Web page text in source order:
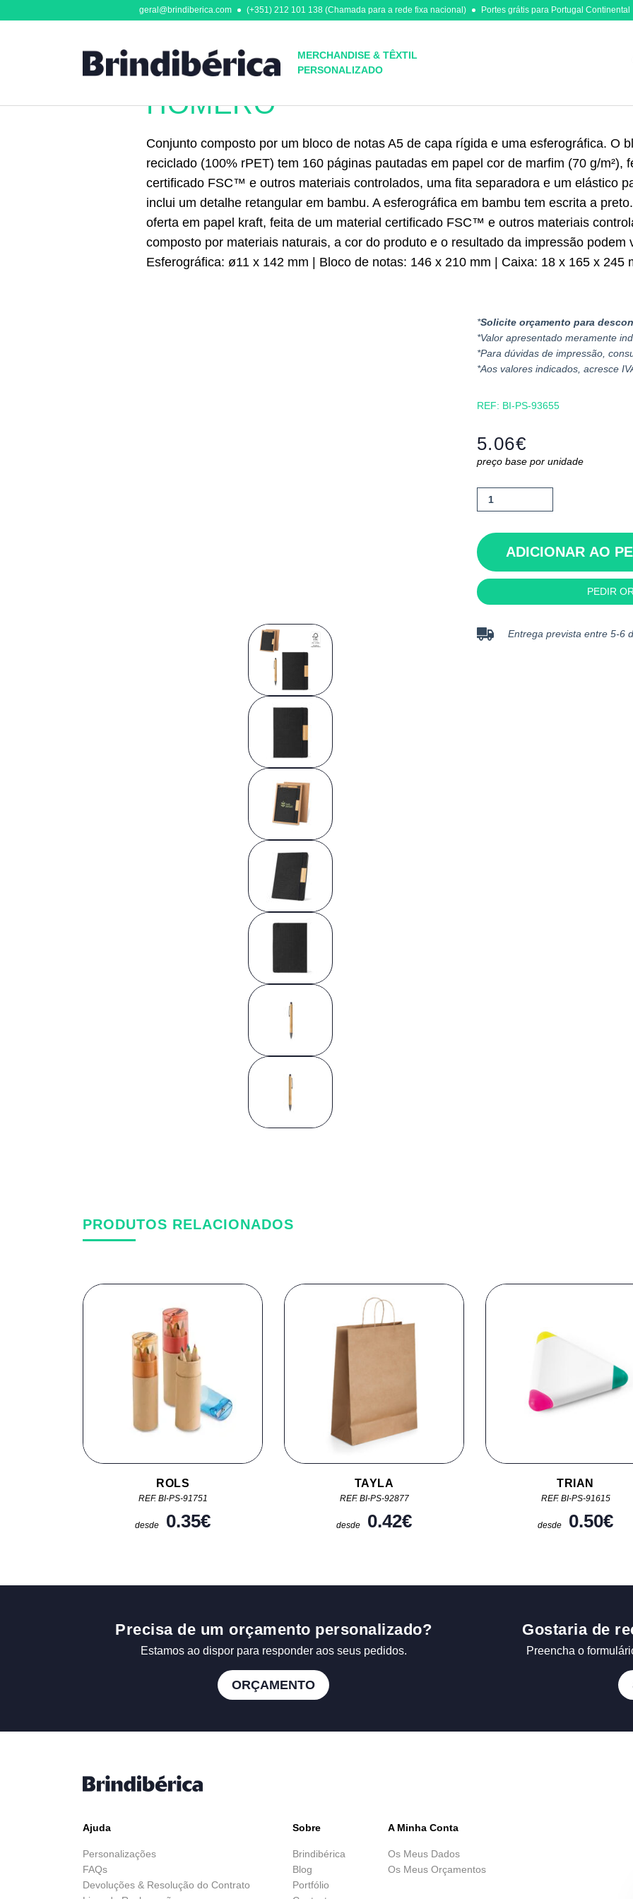
geral@brindiberica.com (+351) 212 101 138 (Chamada para a rede fixa nacional) Portes grátis para Portugal Continental
MERCHANDISE & TÊXTIL
PERSONALIZADO
Outros
HOMERO
Conjunto composto por um bloco de notas A5 de capa rígida e uma esferográfica. O
reciclado (100% rPET) tem 160 páginas pautadas em papel cor de marfim (70 g/m²),
certificado FSC™ e outros materiais controlados, uma fita separadora e um elástico
inclui um detalhe retangular em bambu. A esferográfica em bambu tem escrita a
oferta em papel kraft, feita de um material certificado FSC™ e outros materiais
composto por materiais naturais, a cor do produto e o resultado da impressão podem
Esferográfica: ø11 x 142 mm | Bloco de notas: 146 x 210 mm | Caixa: 18 x 165 x 245
*Solicite orçamento para
*Valor apresentado meramente
*Para dúvidas de impressão,
*Aos valores indicados, acresce
REF: BI-PS-93655
5.06€
preço base por unidade
Quantidade
de
Homero
ADICIONAR AO
PEDIR
Entrega prevista entre 5-6
PRODUTOS RELACIONADOS
ROLS
REF. BI-PS-91751
desde 0.35€
TAYLA
REF. BI-PS-92877
desde 0.42€
TRIAN
REF. BI-PS-91615
desde 0.50€
Precisa de um orçamento personalizado?
Estamos ao dispor para responder aos seus pedidos.
ORÇAMENTO
Gostaria de
Preencha o
Ajuda
Personalizações
FAQs
Devoluções & Resolução do Contrato
Sobre
Brindibérica
Blog
Portfólio
A Minha Conta
Os Meus Dados
Os Meus Orçamentos